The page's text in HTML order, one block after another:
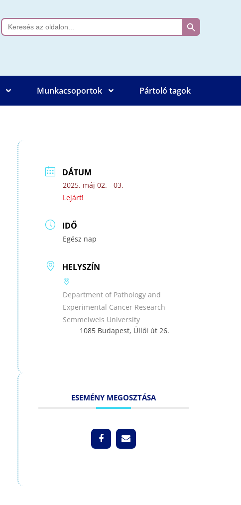
Search
for:
Search Button
Munkacsoportok Pártoló tagok
DÁTUM
2025. máj 02. - 03.
Lejárt!
IDŐ
Egész nap
HELYSZÍN
Department of Pathology and
Experimental Cancer Research
Semmelweis University
1085 Budapest, Üllői út 26.
ESEMÉNY MEGOSZTÁSA